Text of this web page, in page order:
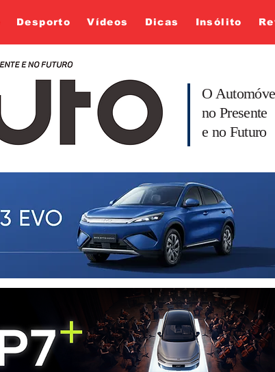
Desporto Vídeos Dicas Insólito
O
no Presente
e no Futuro